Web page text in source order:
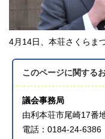
4月14日、本荘さくらま
このページに関する
議会事務局
由利本荘市尾崎17番
電話：0184-24-